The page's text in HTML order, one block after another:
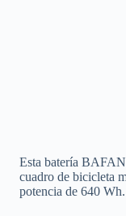
Esta batería
cuadro de bicicleta
potencia de 640 Wh.